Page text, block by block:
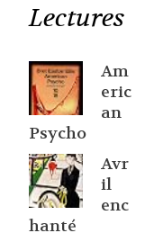
Lectures
Am
eric
an
Psycho
Avr
il
enc
hanté